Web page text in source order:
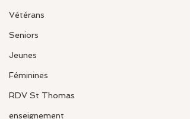
Vétérans
Seniors
Jeunes
Féminines
RDV St Thomas
enseignement